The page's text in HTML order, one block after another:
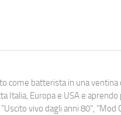
come batterista in una
Italia, Europa e USA e
vivo dagli anni 80", "Mod